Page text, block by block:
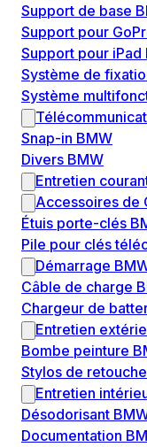
Support de base
Support pour
Support pour iPad
Système de
Système
Snap-in BMW
Divers BMW
Entretien
Accessoires de
Étuis porte-clés
Pile pour clés
Démarrage
Câble de charge
Chargeur de
Entretien
Bombe peinture
Stylos de
Entretien
Désodorisant
Documentation